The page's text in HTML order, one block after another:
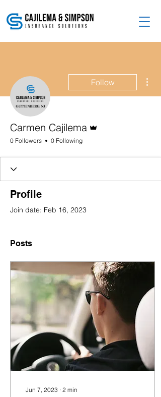
Follow
Carmen Cajilema
0 Followers 0 Following
Profile
Join date: Feb 16, 2023
Posts
Jun 7, 2023 ∙ 2 min